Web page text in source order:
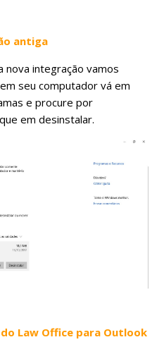
antiga
nova integração vamos
seu computador vá em
e procure por
em desinstalar.
Law Office para Outlook